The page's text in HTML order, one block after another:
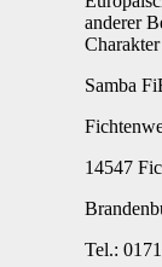
anderer
Samba
14547
Tel.: